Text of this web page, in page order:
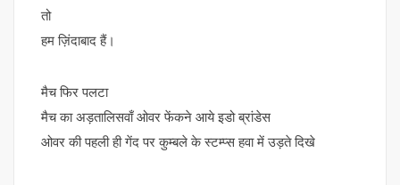
तो
हम ज़िंदाबाद हैं।
मैच फिर पलटा
मैच का अड़तालिसवाँ ओवर फेंकने आये इडो ब्रांडेस
ओवर की पहली ही गेंद पर कुम्बले के स्टम्प्स हवा में उड़ते दिखे